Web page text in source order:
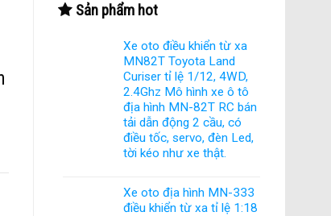
Sản phẩm hot
Xe oto điều khiển từ xa
MN82T Toyota Land
Curiser tỉ lệ 1/12, 4WD,
2.4Ghz Mô hình xe ô tô
địa hình MN-82T RC bán
tải dẫn động 2 cầu, có
điều tốc, servo, đèn Led,
tời kéo như xe thật.
Xe oto địa hình MN-333
điều khiển từ xa tỉ lệ 1:18